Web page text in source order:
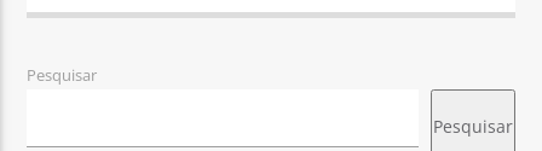
Pesquisar
Pesquisar